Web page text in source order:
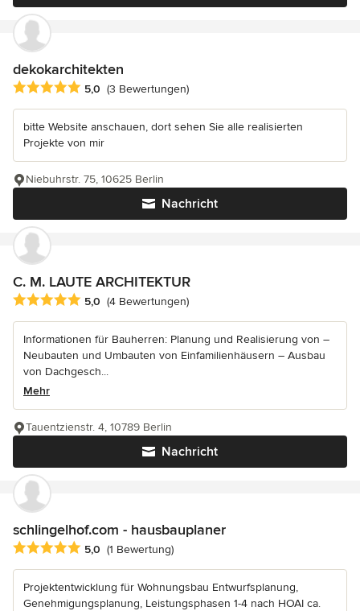
dekokarchitekten
Durchschnittliche Bewertung: 5 von 5 Sternen
5,0 (3 Bewertungen)
bitte Website anschauen, dort sehen Sie alle realisierten
Projekte von mir
Nachricht
Niebuhrstr. 75, 10625 Berlin
C. M. LAUTE ARCHITEKTUR
Durchschnittliche Bewertung: 5 von 5 Sternen
5,0 (4 Bewertungen)
Informationen für Bauherren: Planung und Realisierung von –
Neubauten und Umbauten von Einfamilienhäusern – Ausbau
von Dachgesch...
Mehr
Nachricht
Tauentzienstr. 4, 10789 Berlin
schlingelhof.com - hausbauplaner
Durchschnittliche Bewertung: 5 von 5 Sternen
5,0 (1 Bewertung)
Projektentwicklung für Wohnungsbau Entwurfsplanung,
Genehmigungsplanung, Leistungsphasen 1-4 nach HOAI ca.